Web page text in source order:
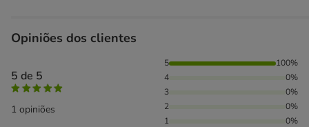
Opiniões dos clientes
5 de 5
1 opiniões
100% das pessoas avaliaram com 5 estrelas,
5
100%
4
0%
3
0%
2
0%
1
0%